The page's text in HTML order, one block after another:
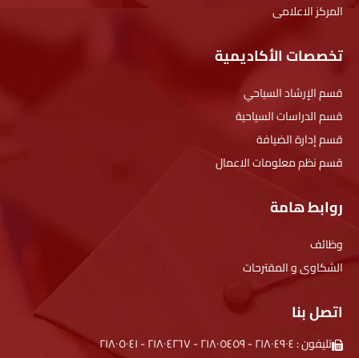
المركز الاعلامى
تخصصات الأكاديمية
قسم الإرشاد السياحي
قسم الدراسات السياحية
قسم إدارة الضيافة
قسم نظم معلومات الاعمال
روابط هامة
وظائف
الشكاوى و المقترحات
اتصل بنا
تليفون :۲۱۸۰٤۹۰٤-۲۱۸۰٥٤٥۹-۲۱۸۰٤۲٦۷-۲۱۸۰٥۰٤۱